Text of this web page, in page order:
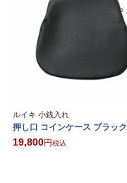
ルイキ 小銭入れ
押し口 コインケース ブラック
19,800 税込